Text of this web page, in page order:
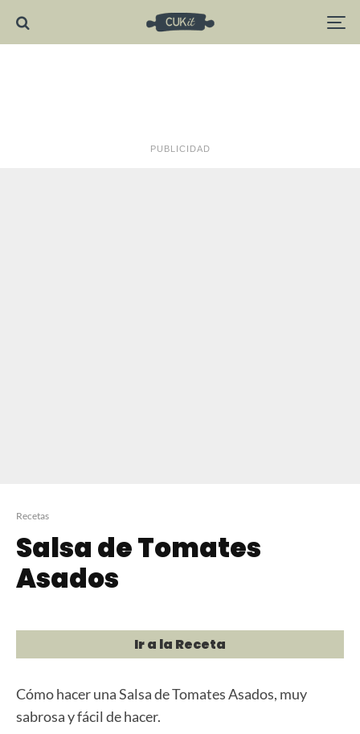
PUBLICIDAD
Recetas
Salsa de Tomates
Asados
Ir a la Receta
Cómo hacer una Salsa de Tomates Asados, muy
sabrosa y fácil de hacer.